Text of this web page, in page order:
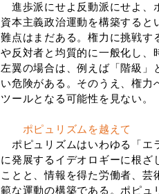
進歩派にせよ反動派にせよ、
資本主義政治運動を構築すると
難点はまだある。権力に挑戦す
や反対者と均質的に一般化し、
左翼の場合は、例えば「階級」
い危険がある。そのうえ、権力
ツールとなる可能性を見ない。
ポピュリズムを越えて
ポピュリズムはいわゆる「エ
に発展するイデオロギーに根
ことと、情報を得た労働者、
範な運動の構築である。ポピュ